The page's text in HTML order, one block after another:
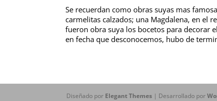
Se recuerdan como obras suyas mas
carmelitas calzados; una Magdalena, en el
fueron obra suya los bocetos para decorar
en fecha que desconocemos, hubo de
Diseñado por Elegant Themes | Desarrollado por